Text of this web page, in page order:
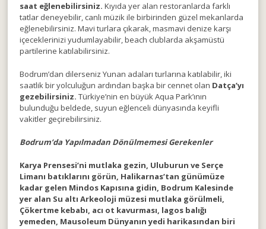
saat eğlenebilirsiniz. Kıyıda yer alan restoranlarda farklı
tatlar deneyebilir, canlı müzik ile birbirinden güzel mekanlarda
eğlenebilirsiniz. Mavi turlara çıkarak, masmavi denize karşı
içeceklerinizi yudumlayabilir, beach clublarda akşamüstü
partilerine katılabilirsiniz.
Bodrum’dan dilerseniz Yunan adaları turlarına katılabilir, iki
saatlik bir yolculuğun ardından başka bir cennet olan Datça’yı
gezebilirsiniz. Türkiye’nin en büyük Aqua Park’ının
bulunduğu beldede, suyun eğlenceli dünyasında keyifli
vakitler geçirebilirsiniz.
Bodrum’da Yapılmadan Dönülmemesi Gerekenler
Karya Prensesi’ni mutlaka gezin, Uluburun ve Serçe
Limanı batıklarını görün, Halikarnas’tan günümüze
kadar gelen Mindos Kapısına gidin, Bodrum Kalesinde
yer alan Su altı Arkeoloji müzesi mutlaka görülmeli,
Çökertme kebabı, acı ot kavurması, lagos balığı
yemeden, Mausoleum Dünyanın yedi harikasından biri